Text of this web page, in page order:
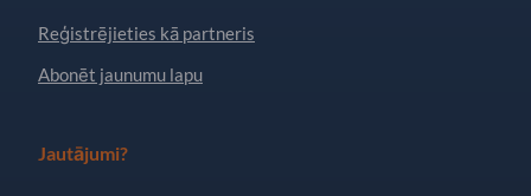
Reģistrējieties kā partneris
Abonēt jaunumu lapu
Jautājumi?